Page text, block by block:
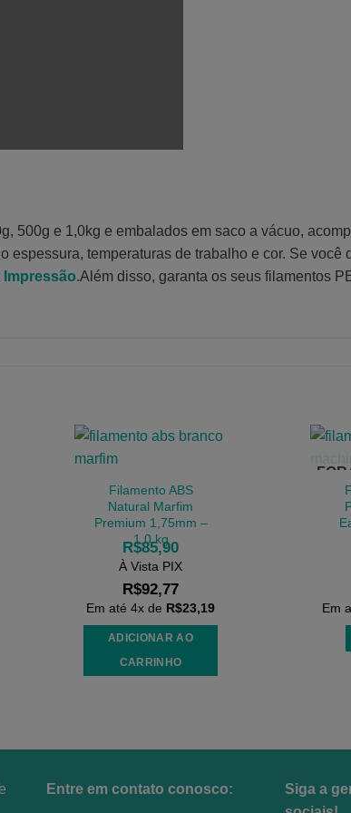
500g e 1,0kg e embalados em saco a vácuo,
temperaturas de trabalho e cor. Se você
Impressão.Além disso, garanta os seus filamentos
Filamento ABS
Natural Marfim
Premium 1,75mm –
1,0 kg
R$85,90
À Vista PIX
R$92,77
Em até 4x de R$23,19
ADICIONAR AO
CARRINHO
Em
Entre em contato conosco:
Siga a